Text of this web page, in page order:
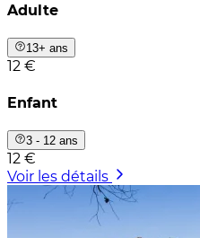
Adulte
13+ ans
12 €
Enfant
3 - 12 ans
12 €
Voir les détails